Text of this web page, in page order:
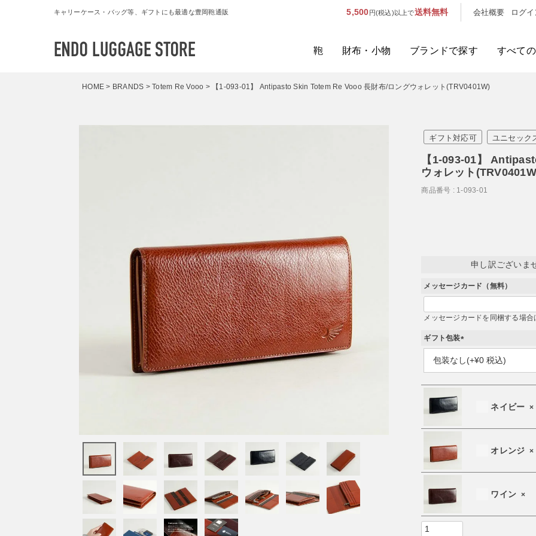
キャリーケース・バッグ等、ギフトにも最適な豊岡鞄通販 5,500円(税込)以上で送料無料 会社概要 ログイ
鞄 財布・小物 ブランドで探す すべて
ブランドから探す
容量から探す
HOME BRANDS Totem Re Vooo 【1-093-01】 Antipasto Skin Totem Re Vooo 長財布/ロングウォレット(TRV0401W)
ギフト対応可 ユニセック
【1-093-01】
ウォレット
商品番号 1-093-01
申し訳ございま
メッセージカード（無料）
メッセージカードを同梱する場合
ギフト包装
(
必
須
)
ネイビー ×
オレンジ ×
ワイン ×